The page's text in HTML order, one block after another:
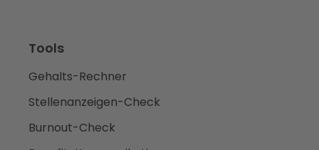
Tools
Gehalts-Rechner
Stellenanzeigen-Check
Burnout-Check